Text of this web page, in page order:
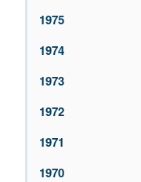
1975
1974
1973
1972
1971
1970